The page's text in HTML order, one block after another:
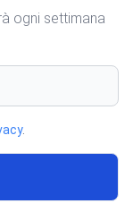
ogni settimana
.